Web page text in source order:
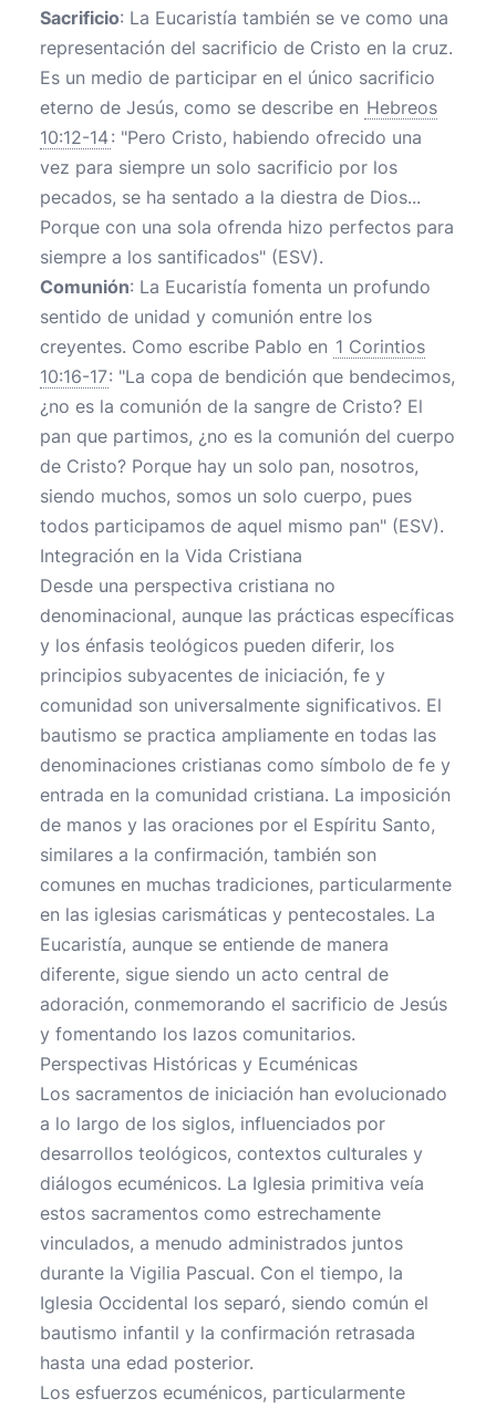
Sacrificio: La Eucaristía también se ve como una
representación del sacrificio de Cristo en la cruz.
Es un medio de participar en el único sacrificio
eterno de Jesús, como se describe en Hebreos
10:12-14: "Pero Cristo, habiendo ofrecido una
vez para siempre un solo sacrificio por los
pecados, se ha sentado a la diestra de Dios...
Porque con una sola ofrenda hizo perfectos para
siempre a los santificados" (ESV).
Comunión: La Eucaristía fomenta un profundo
sentido de unidad y comunión entre los
creyentes. Como escribe Pablo en 1 Corintios
10:16-17: "La copa de bendición que bendecimos,
¿no es la comunión de la sangre de Cristo? El
pan que partimos, ¿no es la comunión del cuerpo
de Cristo? Porque hay un solo pan, nosotros,
siendo muchos, somos un solo cuerpo, pues
todos participamos de aquel mismo pan" (ESV).
Integración en la Vida Cristiana
Desde una perspectiva cristiana no
denominacional, aunque las prácticas específicas
y los énfasis teológicos pueden diferir, los
principios subyacentes de iniciación, fe y
comunidad son universalmente significativos. El
bautismo se practica ampliamente en todas las
denominaciones cristianas como símbolo de fe y
entrada en la comunidad cristiana. La imposición
de manos y las oraciones por el Espíritu Santo,
similares a la confirmación, también son
comunes en muchas tradiciones, particularmente
en las iglesias carismáticas y pentecostales. La
Eucaristía, aunque se entiende de manera
diferente, sigue siendo un acto central de
adoración, conmemorando el sacrificio de Jesús
y fomentando los lazos comunitarios.
Perspectivas Históricas y Ecuménicas
Los sacramentos de iniciación han evolucionado
a lo largo de los siglos, influenciados por
desarrollos teológicos, contextos culturales y
diálogos ecuménicos. La Iglesia primitiva veía
estos sacramentos como estrechamente
vinculados, a menudo administrados juntos
durante la Vigilia Pascual. Con el tiempo, la
Iglesia Occidental los separó, siendo común el
bautismo infantil y la confirmación retrasada
hasta una edad posterior.
Los esfuerzos ecuménicos, particularmente